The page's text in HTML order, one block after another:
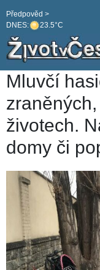
DNES: 23.5°C
Předpověd >
Mluvčí
životech.
domy či